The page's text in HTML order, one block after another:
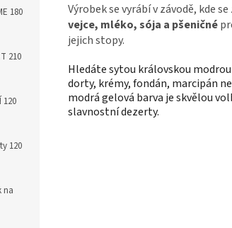
180
210
120
120
na
Výrobek se vyrábí v závodě, kde
vejce, mléko, sója a pšeničné
jejich stopy.
Hledáte sytou královskou
dorty, krémy, fondán, marcipán
modrá gelová barva je skvělou
slavnostní dezerty.